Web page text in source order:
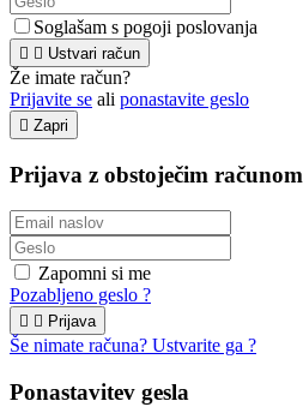
Soglašam s pogoji poslovanja
  Ustvari račun
Že imate račun?
Prijavite se ali ponastavite geslo
 Zapri
Prijava z obstoječim računom
Zapomni si me
Pozabljeno geslo ?
  Prijava
Še nimate računa? Ustvarite ga ?
Ponastavitev gesla